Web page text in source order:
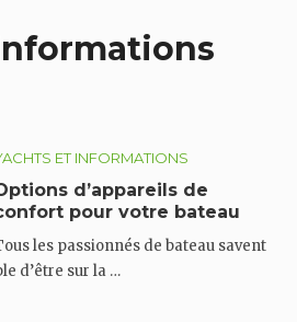
ET INFORMATIONS
d’appareils de
pour votre bateau
les passionnés de bateau savent
d’être sur la …